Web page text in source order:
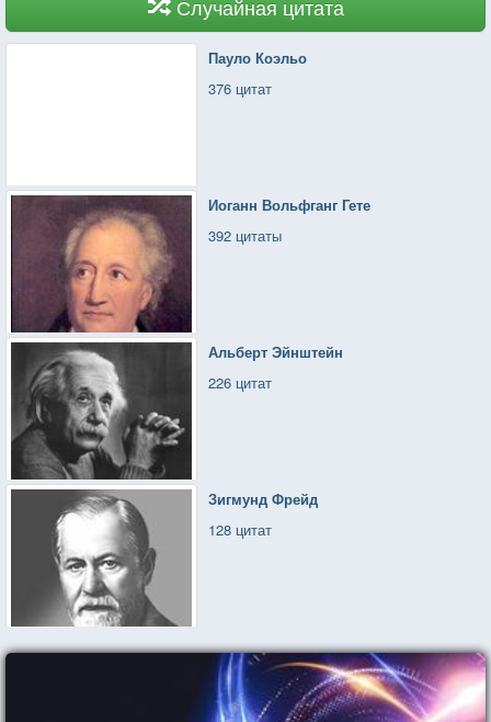
Случайная цитата
Пауло Коэльо
376 цитат
Иоганн Вольфганг Гете
392 цитаты
Альберт Эйнштейн
226 цитат
Зигмунд Фрейд
128 цитат